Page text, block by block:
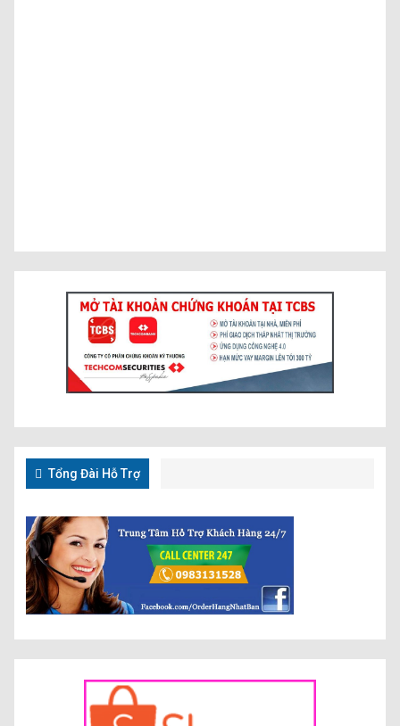
Tổng Đài Hỗ Trợ